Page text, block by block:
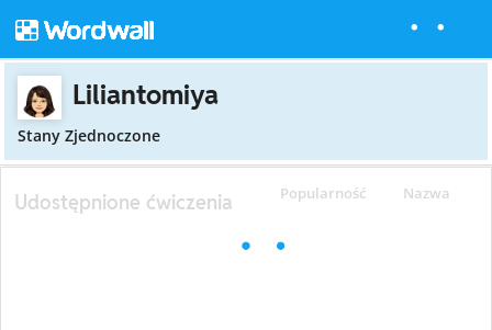
Liliantomiya
Stany Zjednoczone
Popularność Nazwa
Udostępnione ćwiczenia